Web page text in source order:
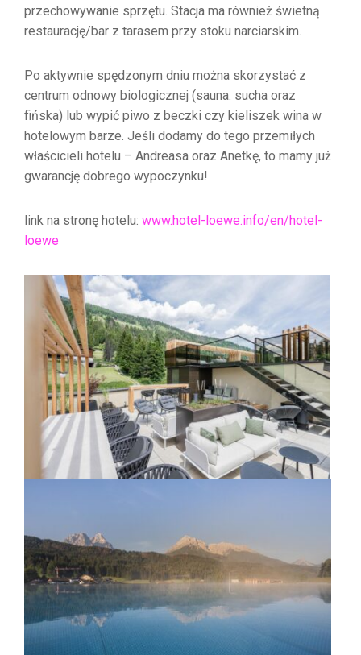
przechowywanie sprzętu. Stacja ma również świetną
restaurację/bar z tarasem przy stoku narciarskim.
Po aktywnie spędzonym dniu można skorzystać z
centrum odnowy biologicznej (sauna. sucha oraz
fińska) lub wypić piwo z beczki czy kieliszek wina w
hotelowym barze. Jeśli dodamy do tego przemiłych
właścicieli hotelu – Andreasa oraz Anetkę, to mamy już
gwarancję dobrego wypoczynku!
link na stronę hotelu: www.hotel-loewe.info/en/hotel-
loewe